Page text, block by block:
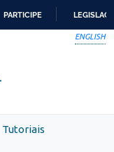
PARTICIPE
ENGLISH
Tutoriais